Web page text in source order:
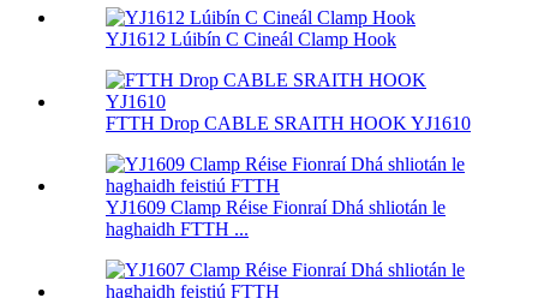
YJ1612 Lúibín C Cineál Clamp Hook
FTTH Drop CABLE SRAITH HOOK YJ1610
YJ1609 Clamp Réise Fionraí Dhá shliotán le
haghaidh FTTH ...